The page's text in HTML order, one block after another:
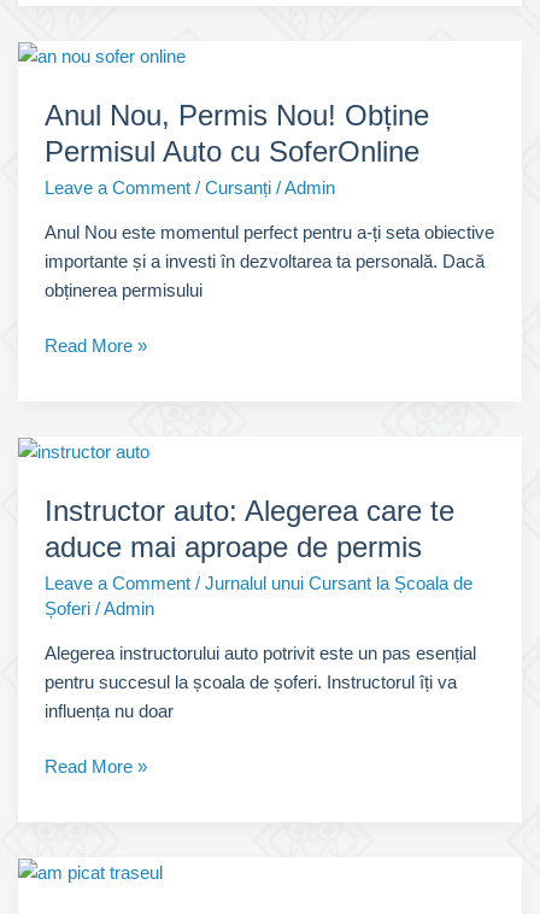
Alegi
Mai
Școală
de
Șoferi:
și
Recomandări
Anul Nou, Permis Nou! Obține
Permisul Auto cu SoferOnline
Leave a Comment /Cursanți /Admin
Anul Nou este momentul perfect pentru a-ți seta obiective
importante și a investi în dezvoltarea ta personală. Dacă
obținerea permisului
Anul
Obține
Auto
cu
SoferOnline
Read More »
Instructor auto: Alegerea care te
aduce mai aproape de permis
Leave a Comment /Jurnalul unui Cursant la Școala de
Șoferi /Admin
Alegerea instructorului auto potrivit este un pas esențial
pentru succesul la școala de șoferi. Instructorul îți va
influența nu doar
Instructor
Alegerea
te
Read More »